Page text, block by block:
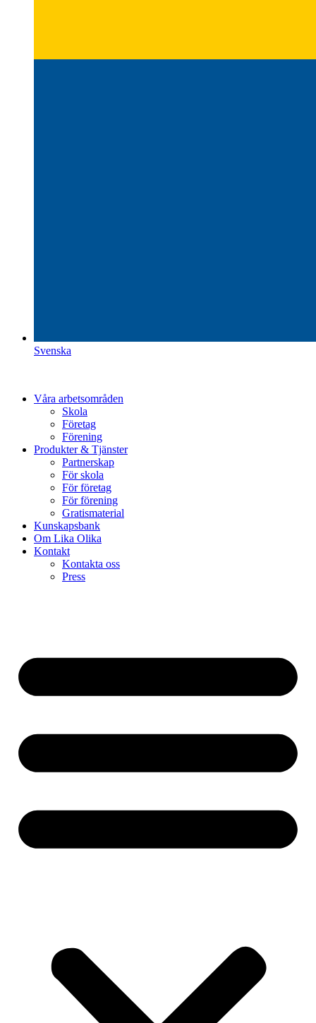
Svenska
Våra arbetsområden
Skola
Företag
Förening
Produkter & Tjänster
Partnerskap
För skola
För företag
För förening
Gratismaterial
Kunskapsbank
Om Lika Olika
Kontakt
Kontakta oss
Press